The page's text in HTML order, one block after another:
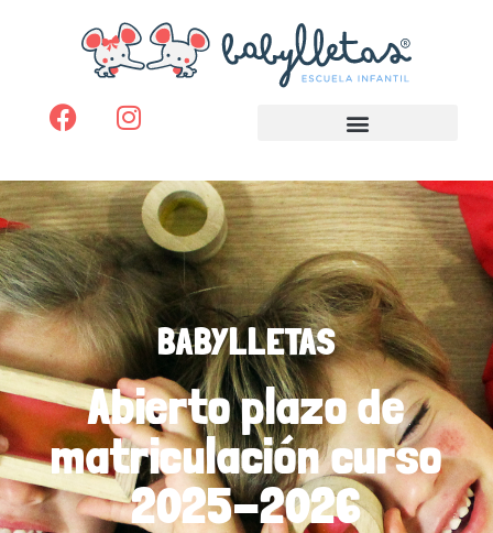
BABYLLETAS
Abierto plazo de
matriculación curso
2025-2026